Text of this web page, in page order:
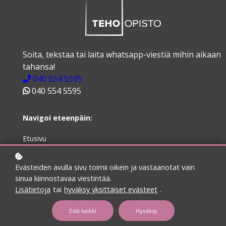
Soita, tekstaa tai laita whatsapp-viestiä mihin aikaan
tahansa!
040 554 5595
040 554 5595
Navigoi eteenpäin:
Etusivu
Ota yhteyttä
Peruutus- ja toimitusehdot
Tietosuojaseloste
Löydä meidät myös:
Evästeiden avulla sivu toimii oikein ja vastaanotat vain
sinua kiinnostavaa viestintää.
Lisätietoja tai hyväksy yksittäiset evästeet .
Estä kaikki Hyväksy